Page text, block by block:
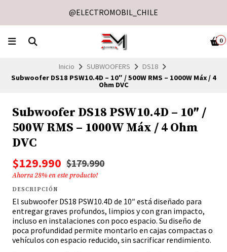
@ELECTROMOBIL_CHILE
0
Inicio SUBWOOFERS
DS18
Subwoofer DS18 PSW10.4D – 10″ / 500W RMS – 1000W Máx / 4
Ohm DVC
Subwoofer DS18 PSW10.4D – 10″ /
500W RMS – 1000W Máx / 4 Ohm
DVC
$129.990 $179.990
Ahorra28% en este producto!
DESCRIPCIÓN
El subwoofer DS18 PSW10.4D de 10″ está diseñado para
entregar graves profundos, limpios y con gran impacto,
incluso en instalaciones con poco espacio. Su diseño de
poca profundidad permite montarlo en cajas compactas o
vehículos con espacio reducido, sin sacrificar rendimiento.